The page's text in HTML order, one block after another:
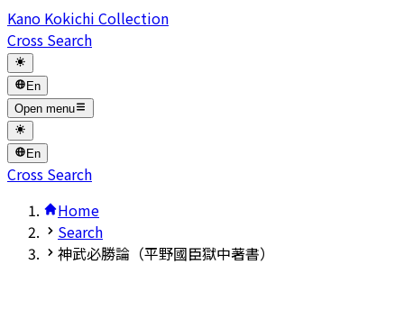
Kano Kokichi Collection
Cross Search
En
Open menu
En
Cross Search
Home
Search
神武必勝論（平野國臣獄中著書）